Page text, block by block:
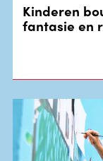
Kinderen
fantasie en